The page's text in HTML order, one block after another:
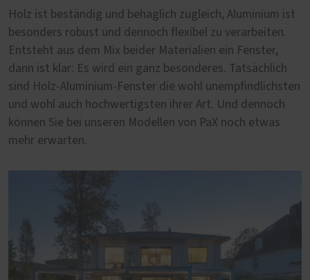
Holz ist beständig und behaglich zugleich, Aluminium ist
besonders robust und dennoch flexibel zu verarbeiten.
Entsteht aus dem Mix beider Materialien ein Fenster,
dann ist klar: Es wird ein ganz besonderes. Tatsächlich
sind Holz-Aluminium-Fenster die wohl unempfindlichsten
und wohl auch hochwertigsten ihrer Art. Und dennoch
können Sie bei unseren Modellen von PaX noch etwas
mehr erwarten.